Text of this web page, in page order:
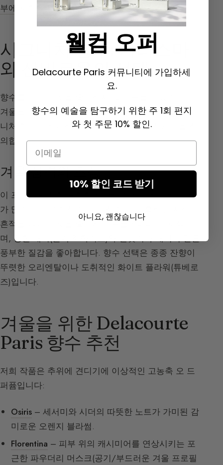
부에 시향한 후선택해야 합니다.
시그니처 향수: 카리스마
와 신비로움의 선택
향수를 바꾸는 것을 좋아하지 않는 분들도 있습니다.
겨울을 상징하는 향수(뚜렷한 개성, 카리스마)를 시그
니처 향수로 선택하여 일 년 내내 후각적 정체성을 정
의합니다.
겨울 성격의 초상
이 프로필은 저희 유형학의 “불” 성격에 해당하는 경우
가 많습니다. 외향적이고, 극적이며, 매혹하고 자신의
흔적을 남기는 것을 좋아하는 분들입니다. 도시적이
며, 강한 대비(블랙 & 화이트)와 벨벳이나 태피터 같은
풍부한 질감을 좋아합니다. 향수 선택은 종종 잔향이
뚜렷한 오리엔탈이나 도취적인 화이트 플라워(튜베로
즈)입니다.
겨울을 위한 Delacourte
Paris 향수 추천
저희 작품은 추위에 견디기에 이상적인 고농축 오 드
퍼퓸입니다:
Osiris – 세서미와 시더의 따뜻한 노트가 가미된 감
미로운 오렌지 블라썸.
Florentina – 피부 위의 캐시미어를 연상시키는 포
근한 파우더리 머스크(공기/부드러운 겨울 프로필
웰컴 오퍼
Delacourte Paris 커뮤니티에 가입하세
요.
향수의 예술을 탐구하기 위한 주 1회 편지
와 첫 주문 10% 할인.
Email
10% 할인 코드 받기
아니요, 괜찮습니다